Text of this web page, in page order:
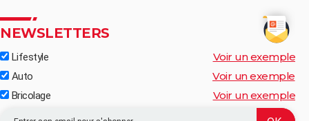
NEWSLETTERS
Lifestyle Voir un exemple
Auto Voir un exemple
Bricolage Voir un exemple